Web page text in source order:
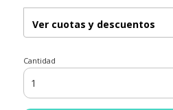
Ver cuotas y descuentos
Cantidad